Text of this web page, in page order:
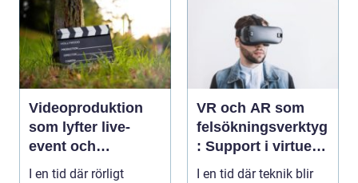
Videoproduktion
som lyfter live-
event och
varumärken
I en tid där rörligt
VR och AR som
felsökningsverktyg
: Support i virtuella
miljöer
I en tid där teknik blir